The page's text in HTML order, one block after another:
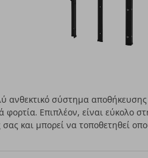
ανθεκτικό σύστημα
φορτία. Επιπλέον, είναι εύκολο
σας και μπορεί να τοποθετηθεί